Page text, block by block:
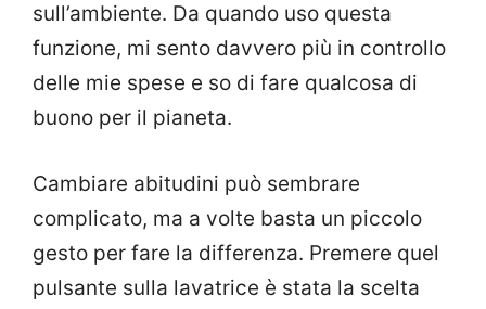
sull’ambiente. Da quando uso questa
funzione, mi sento davvero più in controllo
delle mie spese e so di fare qualcosa di
buono per il pianeta.
Cambiare abitudini può sembrare
complicato, ma a volte basta un piccolo
gesto per fare la differenza. Premere quel
pulsante sulla lavatrice è stata la scelta